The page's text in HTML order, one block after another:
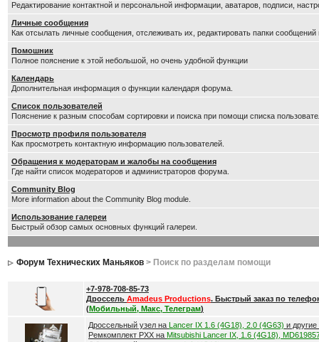
Редактирование контактной и персональной информации, аватаров, подписи,
Личные сообщения
Как отсылать личные сообщения, отслеживать их, редактировать папки
Помошник
Полное пояснение к этой небольшой, но очень удобной функции
Календарь
Дополнительная информация о функции календаря форума.
Список пользователей
Пояснение к разным способам сортировки и поиска при помощи списка
Просмотр профиля пользователя
Как просмотреть контактную информацию пользователей.
Обращения к модераторам и жалобы на сообщения
Где найти список модераторов и администраторов форума.
Community Blog
More information about the Community Blog module.
Использование галереи
Быстрый обзор самых основных функций галереи.
Форум Технических Маньяков> Поиск по разделам помощи
+7-978-708-85-73
Дроссель Amadeus Productions. Быстрый заказ по
(Мобильный, Макс, Телеграм)
Дроссельный узел на Lancer IX 1.6 (4G18), 2.0 (4G63) и
Ремкомплект РХХ на Mitsubishi Lancer IX, 1.6 (4G18),